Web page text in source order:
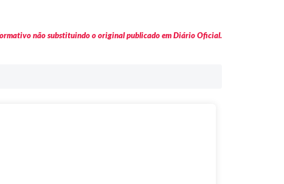
não substituindo o original publicado em Diário Oficial.